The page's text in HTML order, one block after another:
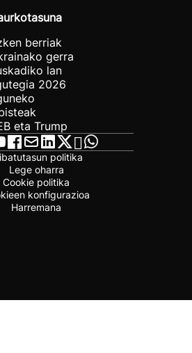
berriak
gerra
lan
2026
eta Trump
politika
Lege oharra
Cookie politika
konfigurazioa
Harremana